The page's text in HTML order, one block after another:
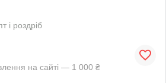
і роздріб
на сайті — 1 000 ₴